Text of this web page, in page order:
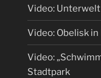
Video:
Video: Obelisk
Video:
Stadtpark